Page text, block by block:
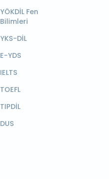
YÖKDİL Fen
Bilimleri
YKS-DİL
E-YDS
IELTS
TOEFL
TIPDİL
DUS